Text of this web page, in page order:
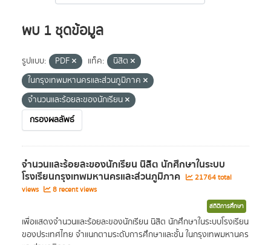
พบ 1 ชุดข้อมูล
รูปแบบ: PDF แท็ค:
นิสิต
ในกรุงเทพมหานครและส่วนภูมิภาค
จำนวนและร้อยละของนักเรียน
กรองผลลัพธ์
จำนวนและร้อยละของนักเรียน นิสิต นักศึกษาในระบบ
โรงเรียนกรุงเทพมหานครและส่วนภูมิภาค
21764 total
views
8 recent views
สถิติการศึกษา
เพื่อแสดงจำนวนและร้อยละของนักเรียน นิสิต นักศึกษาในระบบโรงเรียน
ของประเทศไทย จำแนกตามระดับการศึกษาและชั้น ในกรุงเทพมหานคร